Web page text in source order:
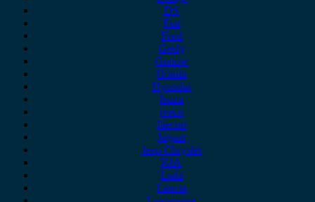
DS
Fiat
Ford
Geely
Gonow
Honda
Hyundai
Isuzu
iveco
Jaecoo
Jaguar
Jeep Chrysler
KIA
Lada
Lancia